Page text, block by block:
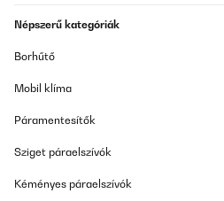
Népszerű kategóriák
Borhűtő
Mobil klíma
Páramentesítők
Sziget páraelszívók
Kéményes páraelszívók